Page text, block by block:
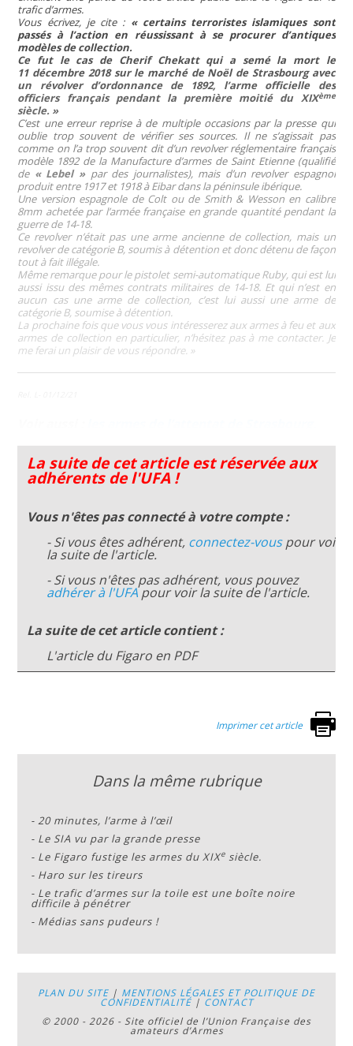
trafic d’armes.
Vous écrivez, je cite : « certains terroristes islamiques sont
passés à l’action en réussissant à se procurer d’antiques
modèles de collection.
Ce fut le cas de Cherif Chekatt qui a semé la mort le
11 décembre 2018 sur le marché de Noël de Strasbourg avec
un révolver d’ordonnance de 1892, l’arme officielle des
officiers français pendant la première moitié du XIXème
siècle. »
C’est une erreur reprise à de multiple occasions par la presse qui
oublie trop souvent de vérifier ses sources. Il ne s’agissait pas
comme on l’a trop souvent dit d’un revolver réglementaire français
modèle 1892 de la Manufacture d’armes de Saint Etienne (qualifié
de « Lebel » par des journalistes), mais d’un revolver espagnol
produit entre 1917 et 1918 à Eibar dans la péninsule ibérique.
Une version espagnole de Colt ou de Smith & Wesson en calibre
8mm achetée par l’armée française en grande quantité pendant la
guerre de 14-18.
Ce revolver n’était pas une arme ancienne de collection, mais un
revolver de catégorie B, soumis à détention et donc détenu de façon
tout à fait illégale.
Même remarque pour le pistolet semi-automatique Ruby, qui est lui
aussi issu des mêmes contrats militaires de 14-18. Et qui n’est en
aucun cas une arme de collection, c’est lui aussi une arme de
catégorie B, soumise à détention.
La prochaine fois que vous vous intéresserez aux armes à feu et aux
armes de collection en particulier, n’hésitez pas à me contacter. Je
me ferai un plaisir de vous répondre. »
La suite de cet article est réservée aux
adhérents de l'UFA !
Vous n'êtes pas connecté à votre compte :
- Si vous êtes adhérent, connectez-vouspour voir
la suite de l'article.
- Si vous n'êtes pas adhérent, vous pouvez
adhérer à l'UFApour voir la suite de l'article.
La suite de cet article contient :
L'article du Figaro en PDF
Imprimer cet article
Dans la même rubrique
-20 minutes, l’arme à l’œil
- Le SIA vu par la grande presse
- Le Figaro fustige les armes du XIXe siècle.
- Haro sur les tireurs
- Le trafic d’armes sur la toile est une boîte noire
difficile à pénétrer
- Médias sans pudeurs !
PLAN DU SITE | MENTIONS LÉGALES ET POLITIQUE DE
CONFIDENTIALITÉ| CONTACT
© 2000 - 2026 - Site officiel de l’Union Française des
amateurs d’Armes